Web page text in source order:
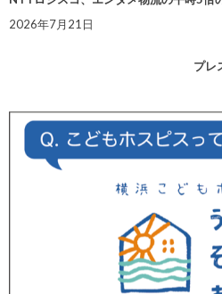
2026年7月21日
プレ